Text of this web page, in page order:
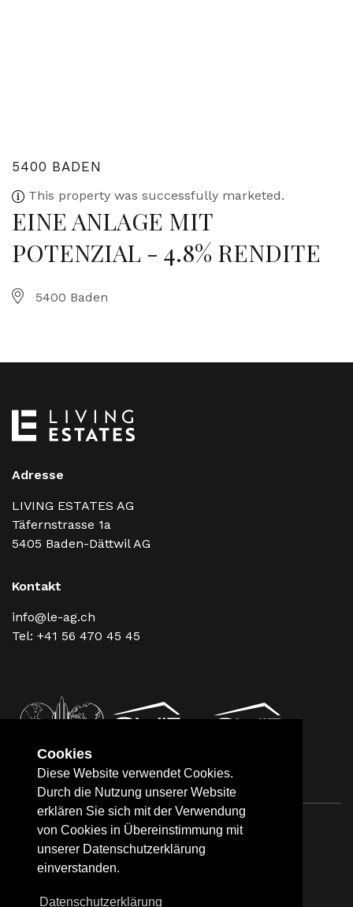
Cookies
Diese Website verwendet Cookies.
Durch die Nutzung unserer Website
erklären Sie sich mit der Verwendung
von Cookies in Übereinstimmung mit
unserer Datenschutzerklärung
einverstanden.
Datenschutzerklärung
5400 BADEN
This property was successfully marketed.
EINE ANLAGE MIT
POTENZIAL - 4.8% RENDITE
5400 Baden
Adresse
LIVING ESTATES AG
Täfernstrasse 1a
5405 Baden-Dättwil AG
Kontakt
info@le-ag.ch
Tel: +41 56 470 45 45
Impressum Datenschutz